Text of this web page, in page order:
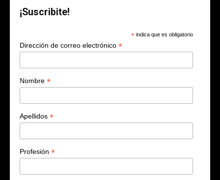
¡Suscribite!
* indica que es obligatorio
Dirección de correo electrónico *
Nombre *
Apellidos *
Profesión *